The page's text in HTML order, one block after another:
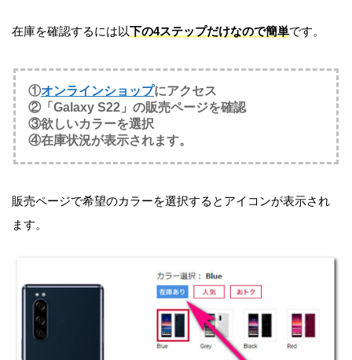
在庫を確認するには以下の4ステップだけなので簡単です。
①オンラインショップにアクセス
②「Galaxy S22」の販売ページを確認
③欲しいカラーを選択
④在庫状況が表示されます。
販売ページで希望のカラーを選択するとアイコンが表示され
ます。